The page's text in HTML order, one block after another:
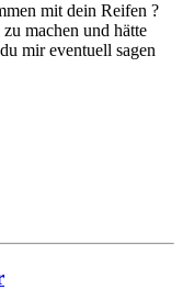
mit dein Reifen ?
machen und hätte
mir eventuell sagen